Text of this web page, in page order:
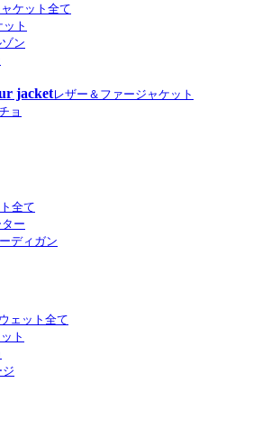
ケット全て
ト
ン
jacketレザー＆ファージャケット
ョ
全て
ー
ディガン
ェット全て
ト
ジ